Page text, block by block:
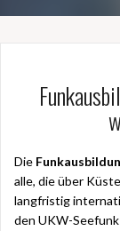
Die
alle, die über
langfristig
den UKW-